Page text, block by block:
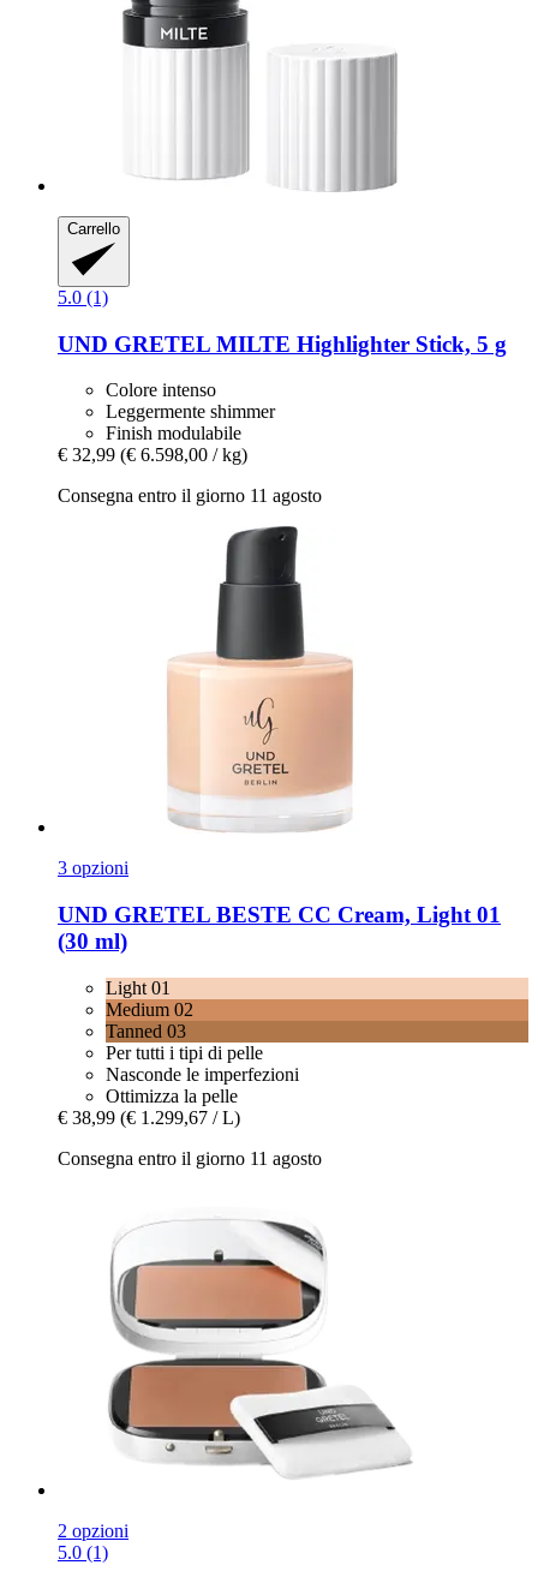
Carrello
5.0 (1)
UND GRETEL MILTE Highlighter Stick, 5 g
Colore intenso
Leggermente shimmer
Finish modulabile
€ 32,99 (€ 6.598,00 / kg)
Consegna entro il giorno 11 agosto
3 opzioni
UND GRETEL BESTE CC Cream, Light 01
(30 ml)
Light 01
Medium 02
Tanned 03
Per tutti i tipi di pelle
Nasconde le imperfezioni
Ottimizza la pelle
€ 38,99 (€ 1.299,67 / L)
Consegna entro il giorno 11 agosto
2 opzioni
5.0 (1)